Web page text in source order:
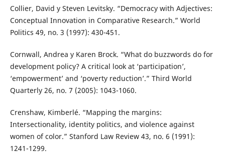
Collier, David y Steven Levitsky. “Democracy with Adjectives:
Conceptual Innovation in Comparative Research.” World
Politics 49, no. 3 (1997): 430-451.
Cornwall, Andrea y Karen Brock. “What do buzzwords do for
development policy? A critical look at ‘participation’,
‘empowerment’ and ‘poverty reduction’.” Third World
Quarterly 26, no. 7 (2005): 1043-1060.
Crenshaw, Kimberlé. “Mapping the margins:
Intersectionality, identity politics, and violence against
women of color.” Stanford Law Review 43, no. 6 (1991):
1241-1299.